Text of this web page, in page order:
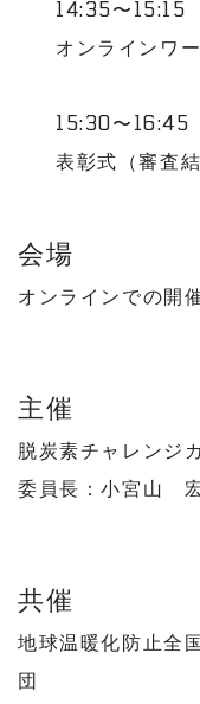
14:35〜15:15
オンラインワ
15:30〜16:45
表彰式（審査
会場
オンラインでの開
主催
脱炭素チャレンジ
委員長：小宮山
共催
地球温暖化防止全
団